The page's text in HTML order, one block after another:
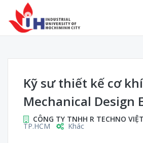
Kỹ sư thiết kế cơ
Mechanical Design
CÔNG TY TNHH R TECHNO
TP.HCM Khác